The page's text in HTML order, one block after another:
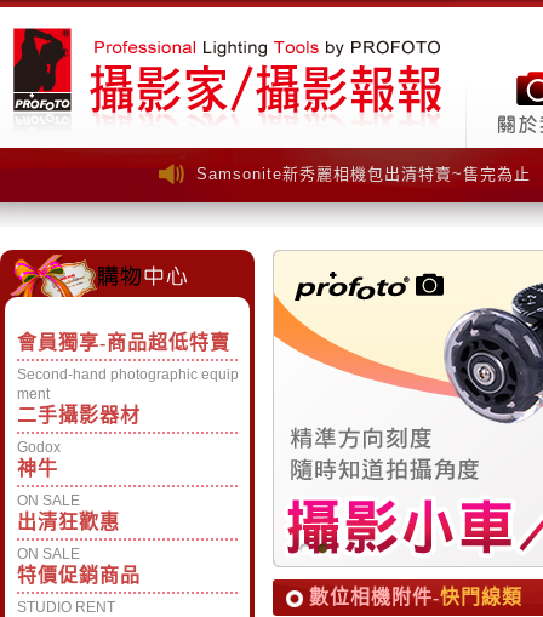
Samsonite新秀麗相機包出清特賣~售完為止
Samsonite新秀麗相機包出清特賣~售完為止
會員獨享-商品超低特賣
Second-hand photographic equip
ment
二手攝影器材
Godox
神牛
ON SALE
出清狂歡惠
ON SALE
特價促銷商品
STUDIO RENT 數位相機附件-快門線類